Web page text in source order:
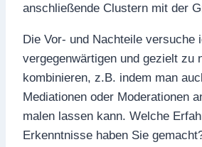
anschließende Clustern mit der
Die Vor- und Nachteile versuche
vergegenwärtigen und gezielt zu
kombinieren, z.B. indem man
Mediationen oder Moderationen
malen lassen kann. Welche
Erkenntnisse haben Sie